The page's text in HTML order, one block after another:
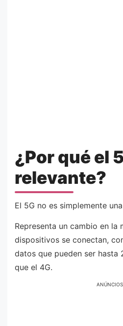
¿Por qué el
relevante?
El 5G no es simplemente
Representa un cambio en la
dispositivos se conectan,
datos que pueden ser hasta
que el 4G.
ANÚNCIOS